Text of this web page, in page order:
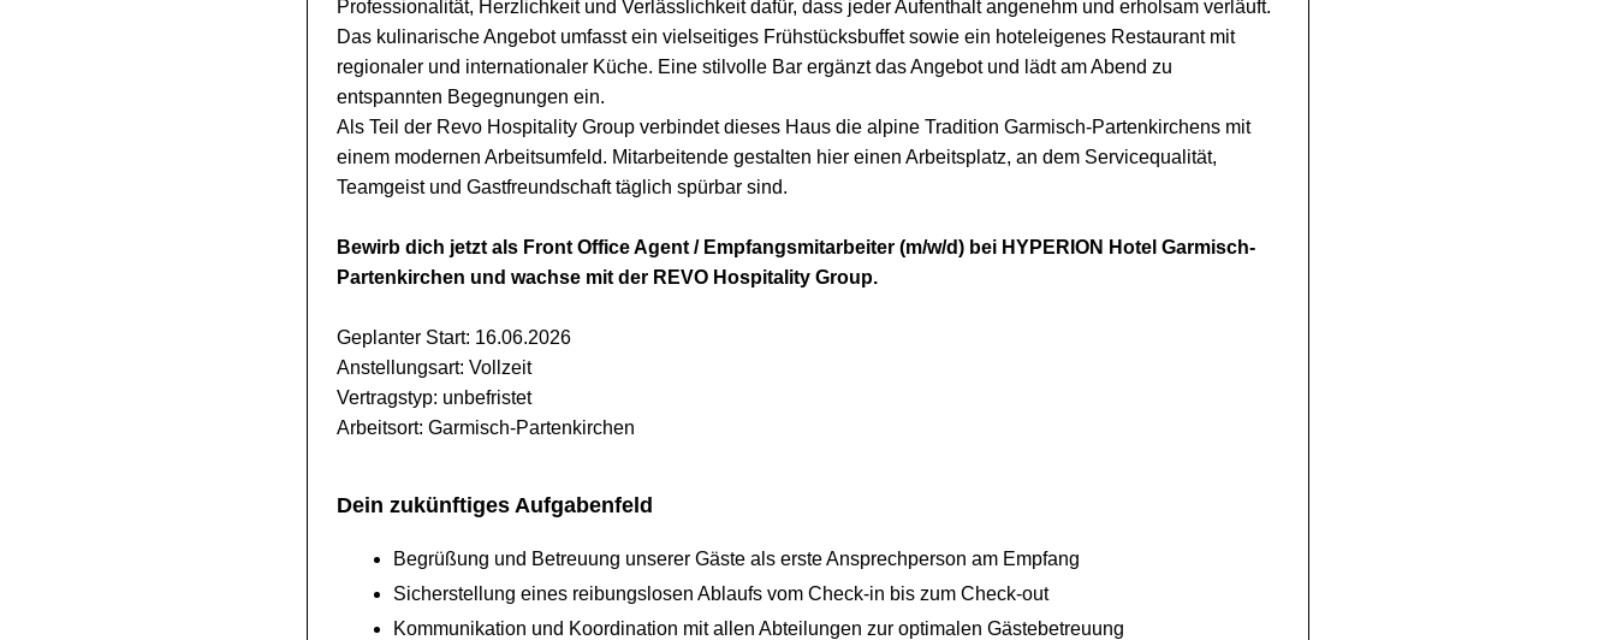
Professionalität, Herzlichkeit und Verlässlichkeit dafür, dass jeder Aufenthalt angenehm und erholsam verläuft.
Das kulinarische Angebot umfasst ein vielseitiges Frühstücksbuffet sowie ein hoteleigenes Restaurant mit
regionaler und internationaler Küche. Eine stilvolle Bar ergänzt das Angebot und lädt am Abend zu
entspannten Begegnungen ein.
Als Teil der Revo Hospitality Group verbindet dieses Haus die alpine Tradition Garmisch-Partenkirchens mit
einem modernen Arbeitsumfeld. Mitarbeitende gestalten hier einen Arbeitsplatz, an dem Servicequalität,
Teamgeist und Gastfreundschaft täglich spürbar sind.
Bewirb dich jetzt als Front Office Agent / Empfangsmitarbeiter (m/w/d) bei HYPERION Hotel Garmisch-
Partenkirchen und wachse mit der REVO Hospitality Group.
Geplanter Start: 16.06.2026
Anstellungsart: Vollzeit
Vertragstyp: unbefristet
Arbeitsort: Garmisch-Partenkirchen
Dein zukünftiges Aufgabenfeld
Begrüßung und Betreuung unserer Gäste als erste Ansprechperson am Empfang
Sicherstellung eines reibungslosen Ablaufs vom Check-in bis zum Check-out
Kommunikation und Koordination mit allen Abteilungen zur optimalen Gästebetreuung